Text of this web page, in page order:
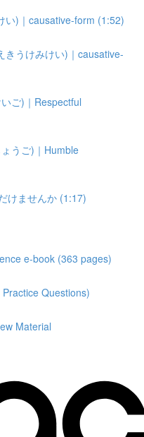
い)｜causative-form (1:52)
きうけみけい)｜causative-
ご)｜Respectful
うご)｜Humble
けませんか (1:17)
e-book (363 pages)
Questions)
Material